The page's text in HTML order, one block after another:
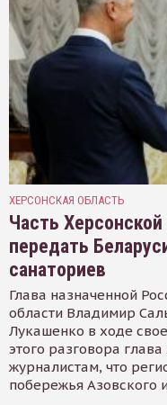
ХЕРСОНСКАЯ ОБЛАСТЬ
Часть
передать
санаториев
Глава назначенной
области Владимир
Лукашенко в ходе
этого разговора
журналистам, что
побережья Азовского